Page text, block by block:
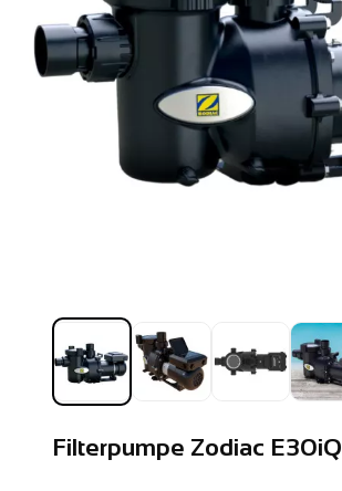
Filterpumpe Zodiac E30iQ